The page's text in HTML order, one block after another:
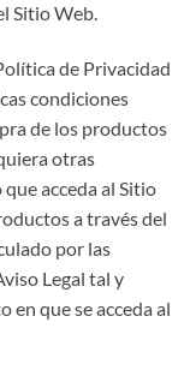
Sitio Web.
de Privacidad
condiciones
de los productos
otras
acceda al Sitio
a través del
por las
Legal tal y
en que se acceda al